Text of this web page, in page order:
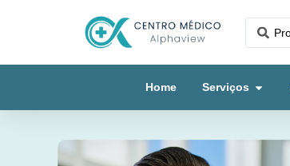
Home Serviços